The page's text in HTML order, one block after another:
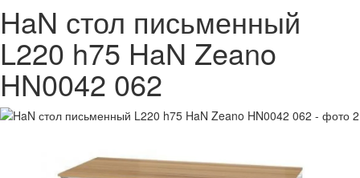
HaN стол письменный
L220 h75 HaN Zeano
HN0042 062